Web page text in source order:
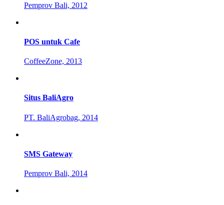
Pemprov Bali, 2012
POS untuk Cafe
CoffeeZone, 2013
Situs BaliAgro
PT. BaliAgrobag, 2014
SMS Gateway
Pemprov Bali, 2014